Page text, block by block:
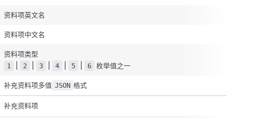
资料项英文名
资料项中文名
资料项类型
1 2 3 4 5 6 枚举值之一
补充资料项多值 JSON 格式
补充资料项